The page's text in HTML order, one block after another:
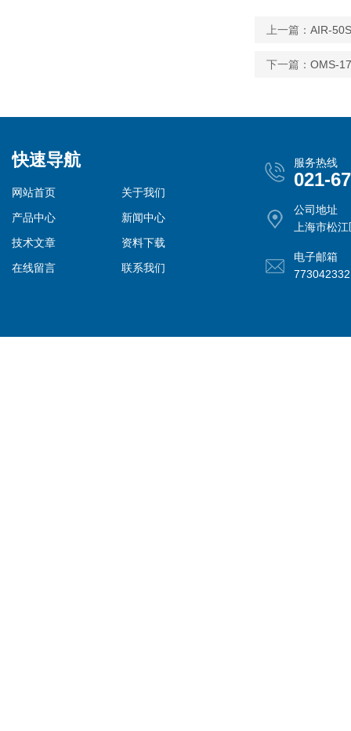
上一篇： AIR-
下一篇： OMS-
快速导航
网站首页
关于我们
产品中心
新闻中心
技术文章
资料下载
在线留言
联系我们
服务热线
021-
公司地址
上海市松
电子邮箱